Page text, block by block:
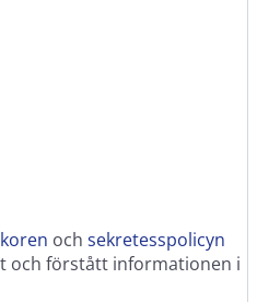
och sekretesspolicyn
och förstått informationen i